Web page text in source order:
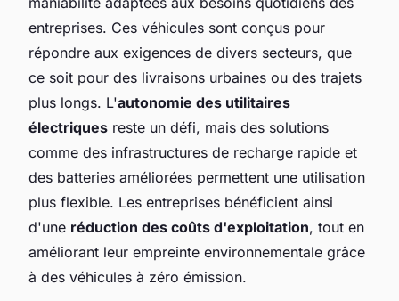
entreprises. Ces véhicules sont conçus pour
répondre aux exigences de divers secteurs, que
ce soit pour des livraisons urbaines ou des trajets
plus longs. L'autonomie des utilitaires
électriques reste un défi, mais des solutions
comme des infrastructures de recharge rapide et
des batteries améliorées permettent une utilisation
plus flexible. Les entreprises bénéficient ainsi
d'une réduction des coûts d'exploitation, tout en
améliorant leur empreinte environnementale grâce
à des véhicules à zéro émission.